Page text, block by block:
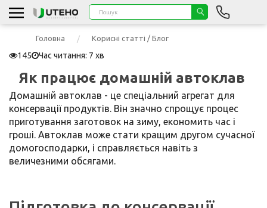
Головна Корисні статті / Блог
145 Час читання: 7 хв
Як працює домашній автоклав
Домашній автоклав - це спеціальний агрегат для
консервації продуктів. Він значно спрощує процес
приготування заготовок на зиму, економить час і
гроші. Автоклав може стати кращим другом сучасної
домогосподарки, і справляється навіть з
величезними обсягами.